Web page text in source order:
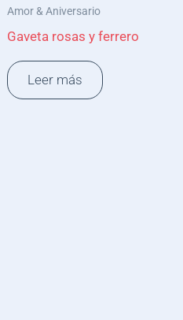
Amor & Aniversario
Gaveta rosas y ferrero
Leer más